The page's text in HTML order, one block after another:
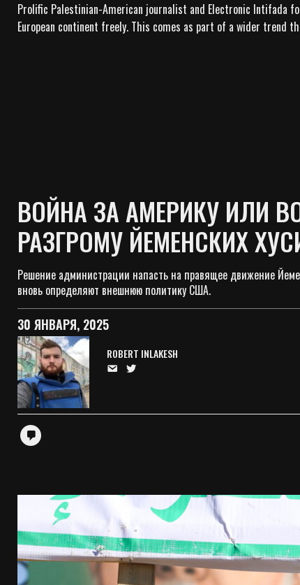
Prolific Palestinian-American journalist and Electronic Intifada
European continent freely. This comes as part of a wider trend
ВОЙНА ЗА АМЕРИКУ ИЛИ
РАЗГРОМУ ЙЕМЕНСКИХ
Решение администрации напасть на правящее движение
вновь определяют внешнюю политику США.
30 ЯНВАРЯ, 2025
ROBERT INLAKESH